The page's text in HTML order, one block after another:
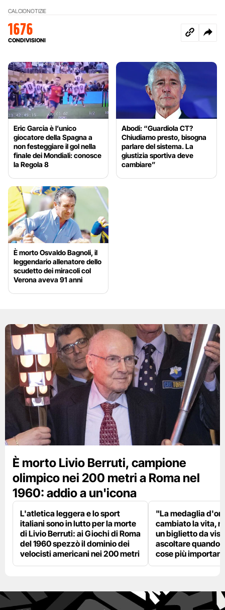
CALCIONOTIZIE
1676
CONDIVISIONI
Eric Garcia è l’unico
giocatore della Spagna a
non festeggiare il gol nella
finale dei Mondiali: conosce
la Regola 8
Abodi: “Guardiola CT?
Chiudiamo presto, bisogna
parlare del sistema. La
giustizia sportiva deve
cambiare”
È morto Osvaldo Bagnoli, il
leggendario allenatore dello
scudetto dei miracoli col
Verona aveva 91 anni
È morto Livio Berruti, campione
olimpico nei 200 metri a Roma nel
1960: addio a un'icona
L'atletica leggera e lo sport
italiani sono in lutto per la morte
di Livio Berruti: ai Giochi di Roma
del 1960 spezzò il dominio dei
velocisti americani nei 200 metri
"La medaglia
cambiato la vita,
un biglietto da
ascoltare quando
cose più